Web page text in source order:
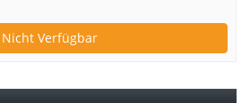
Nicht Verfügbar